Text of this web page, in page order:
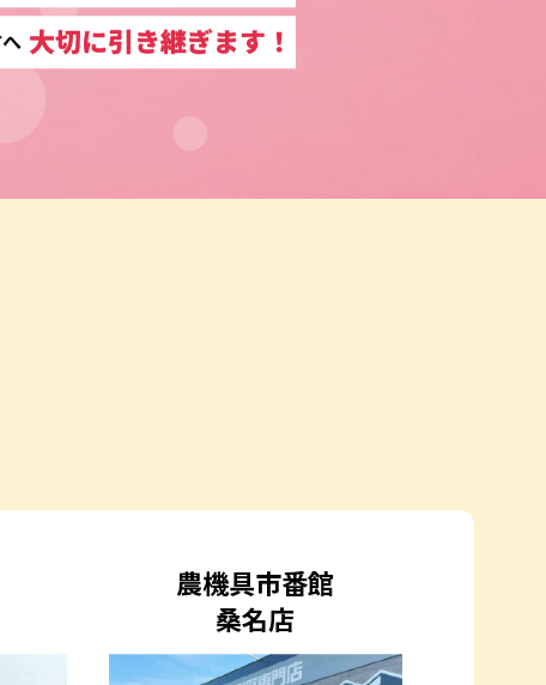
農機具市番館
桑名店